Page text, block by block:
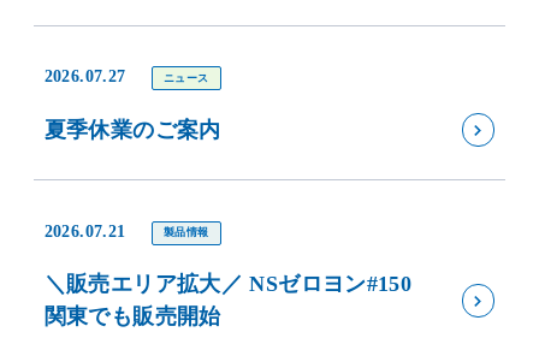
2026.07.27 ニュース
夏季休業のご案内
2026.07.21 製品情報
＼販売エリア拡大／ NSゼロヨン#150
関東でも販売開始